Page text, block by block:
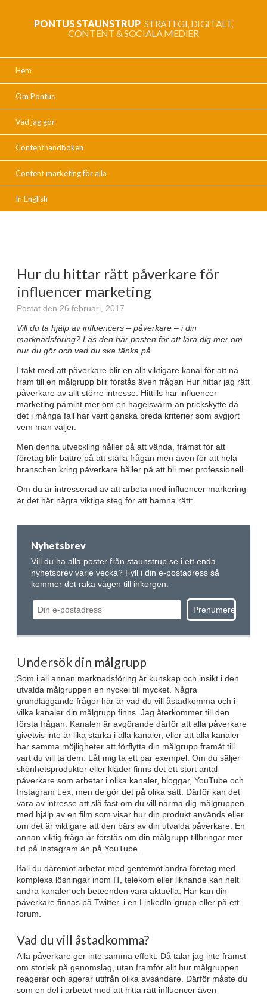
PONTUS STAUNSTRUP STRATEGI, DIGITALT,
CONTENT & SOCIALA MEDIER
Hem
Om Pontus
Vad jag gör
Contenthandboken
Content marketing för alla
In English
Hur du hittar rätt påverkare för
influencer marketing
Postat den 26 februari, 2017
Vill du ta hjälp av influencers – påverkare – i din
marknadsföring? Läs den här posten för att lära dig mer om
hur du gör och vad du ska tänka på.
I takt med att påverkare blir en allt viktigare kanal för att nå
fram till en målgrupp blir förstås även frågan Hur hittar jag rätt
påverkare av allt större intresse. Hittills har influencer
marketing påmint mer om en hagelsvärm än prickskytte då
det i många fall har varit ganska breda kriterier som avgjort
vem man väljer.
Men denna utveckling håller på att vända, främst för att
företag blir bättre på att ställa frågan men även för att hela
branschen kring påverkare håller på att bli mer professionell.
Om du är intresserad av att arbeta med influencer markering
är det här några viktiga steg för att hamna rätt:
Nyhetsbrev
Vill du ha alla poster från staunstrup.se i ett enda
nyhetsbrev varje vecka? Fyll i din e-postadress så
kommer det raka vägen till inkorgen.
Undersök din målgrupp
Som i all annan marknadsföring är kunskap och insikt i den
utvalda målgruppen en nyckel till mycket. Några
grundläggande frågor här är vad du vill åstadkomma och i
vilka kanaler din målgrupp finns. Jag återkommer till den
första frågan. Kanalen är avgörande därför att alla påverkare
givetvis inte är lika starka i alla kanaler, eller att alla kanaler
har samma möjligheter att förflytta din målgrupp framåt till
vart du vill ta dem. Låt mig ta ett par exempel. Om du säljer
skönhetsprodukter eller kläder finns det ett stort antal
påverkare som arbetar i olika kanaler, bloggar, YouTube och
Instagram t.ex, men de gör det på olika sätt. Därför kan det
vara av intresse att slå fast om du vill närma dig målgruppen
med hjälp av en film som visar hur din produkt används eller
om det är viktigare att den bärs av din utvalda påverkare. En
annan viktig fråga är förstås om din målgrupp tillbringar mer
tid på Instagram än på YouTube.
Ifall du däremot arbetar med gentemot andra företag med
komplexa lösningar inom IT, telekom eller liknande kan helt
andra kanaler och beteenden vara aktuella. Här kan din
påverkare finnas på Twitter, i en LinkedIn-grupp eller på ett
forum.
Vad du vill åstadkomma?
Alla påverkare ger inte samma effekt. Då talar jag inte främst
om storlek på genomslag, utan framför allt hur målgruppen
reagerar och agerar utifrån olika avsändare. Därför måste du
som en del i arbetet med att hitta rätt influencer även